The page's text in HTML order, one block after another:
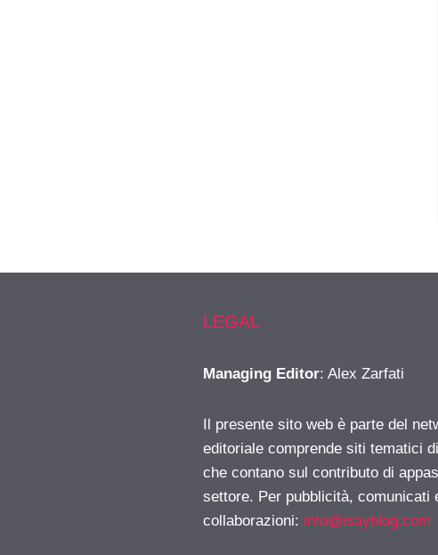
LEGAL
Managing Editor: Alex Zarfati
Il presente sito web è parte del
editoriale comprende siti tematici
che contano sul contributo di
settore. Per pubblicità, comunicati
collaborazioni: info@isayblog.com